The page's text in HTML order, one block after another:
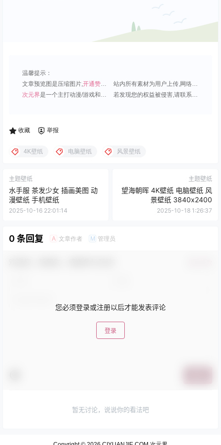
温馨提示：
文章预览图是压缩图片,开通赞助会员 可免费下载超清原图;
站内所有素材为用户上传,网络分享或原创,请勿用于商业用途;
次元界是一个主打动漫/游戏和虚拟偶像角色的插画壁纸平台; 若发现您的权益被侵害,请联系QQ1815919191,我们尽快处理.
收藏 举报
4K壁纸 电脑壁纸 风景壁纸
主题壁纸
水手服 茶发少女 插画美图 动
漫壁纸 手机壁纸
2025-10-16 22:01:14
主题壁纸
望海朝晖 4K壁纸 电脑壁纸 风
景壁纸 3840x2400
2025-10-18 1:26:37
0 条回复 A 文章作者 M 管理员
您必须登录或注册以后才能发表评论
登录
暂无讨论，说说你的看法吧